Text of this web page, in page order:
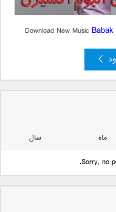
Download New Music
ماه
سال
Sorry, no